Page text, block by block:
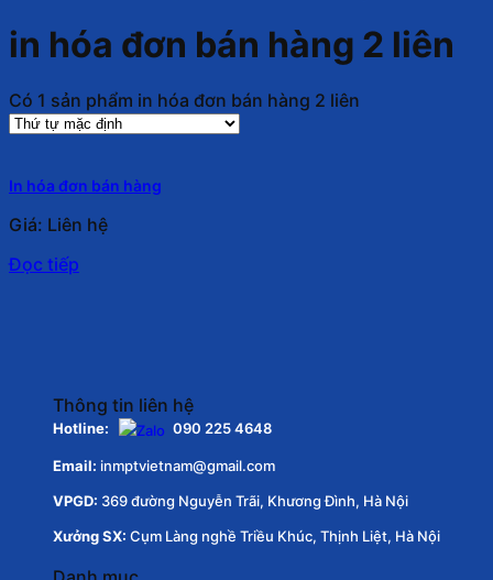
in hóa đơn bán hàng 2 liên
Có 1 sản phẩm in hóa đơn bán hàng 2 liên
In hóa đơn bán hàng
Giá: Liên hệ
Đọc tiếp
Thông tin liên hệ
Hotline: 090 225 4648
Email: inmptvietnam@gmail.com
VPGD: 369 đường Nguyễn Trãi, Khương Đình, Hà Nội
Xưởng SX: Cụm Làng nghề Triều Khúc, Thịnh Liệt, Hà Nội